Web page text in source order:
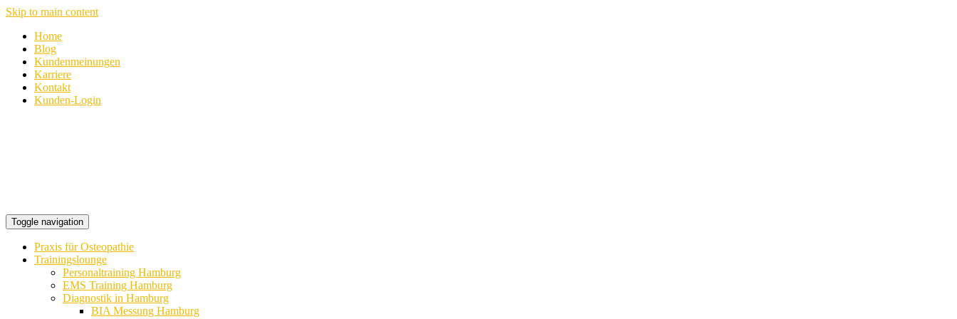
Skip to main content
Home
Blog
Kundenmeinungen
Karriere
Kontakt
Kunden-Login
Toggle navigation
Praxis für Osteopathie
Trainingslounge
Personaltraining Hamburg
EMS Training Hamburg
Diagnostik in Hamburg
BIA Messung Hamburg